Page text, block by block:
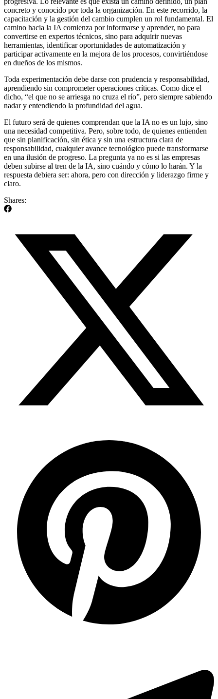
concreto y conocido por toda la organización. En este recorrido, la
capacitación y la gestión del cambio cumplen un rol fundamental. El
camino hacia la IA comienza por informarse y aprender, no para
convertirse en expertos técnicos, sino para adquirir nuevas
herramientas, identificar oportunidades de automatización y
participar activamente en la mejora de los procesos, convirtiéndose
en dueños de los mismos.
Toda experimentación debe darse con prudencia y responsabilidad,
aprendiendo sin comprometer operaciones críticas. Como dice el
dicho, “el que no se arriesga no cruza el río”, pero siempre sabiendo
nadar y entendiendo la profundidad del agua.
El futuro será de quienes comprendan que la IA no es un lujo, sino
una necesidad competitiva. Pero, sobre todo, de quienes entienden
que sin planificación, sin ética y sin una estructura clara de
responsabilidad, cualquier avance tecnológico puede transformarse
en una ilusión de progreso. La pregunta ya no es si las empresas
deben subirse al tren de la IA, sino cuándo y cómo lo harán. Y la
respuesta debiera ser: ahora, pero con dirección y liderazgo firme y
claro.
Shares: